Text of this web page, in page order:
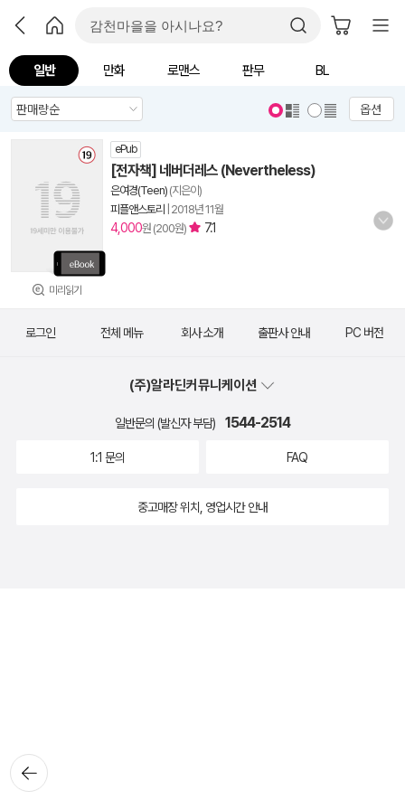
일반 만화 로맨스 판무 BL
옵션
미리읽기
ePub
[전자책] 네버더레스 (Nevertheless)
은여경(Teen) (지은이)
피플앤스토리
2018년 11월
4,000원 (200원) 7.1
뒤로가
기
로그인 전체 메뉴 회사 소개 출판사 안내 PC 버전
(주)알라딘커뮤니케이션
일반문의 (발신자 부담) 1544-2514
1:1 문의 FAQ
중고매장 위치, 영업시간 안내